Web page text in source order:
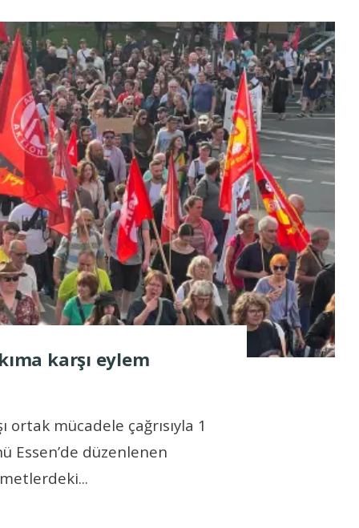
karşı eylem
ortak mücadele çağrısıyla 1
Essen’de düzenlenen
...